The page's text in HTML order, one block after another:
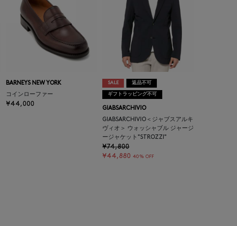
BARNEYS NEW YORK
コインローファー
¥44,000
SALE 返品不可
ギフトラッピング不可
GIABSARCHIVIO
GIABSARCHIVIO＜ジャブスアルキ
ヴィオ＞ ウォッシャブル ジャージ
ージャケット"STROZZI"
¥74,800
¥44,880 40% OFF